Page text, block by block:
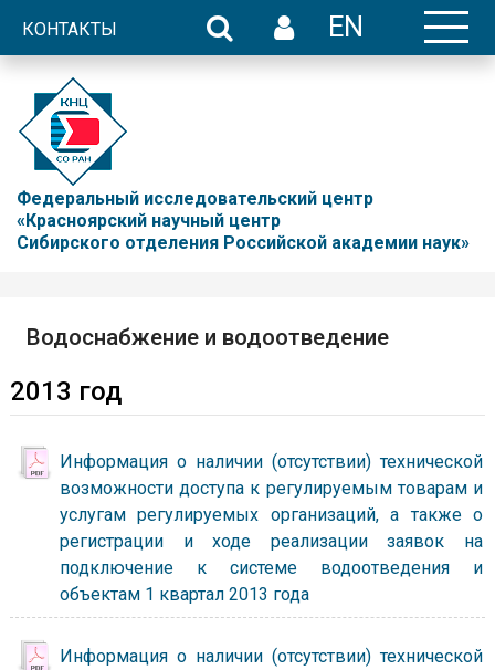
КОНТАКТЫ EN
Федеральный исследовательский центр
«Красноярский научный центр
Сибирского отделения Российской академии наук»
Водоснабжение и водоотведение
2013 год
Информация о наличии (отсутствии) технической
возможности доступа к регулируемым товарам и
услугам регулируемых организаций, а также о
регистрации и ходе реализации заявок на
подключение к системе водоотведения и
объектам 1 квартал 2013 года
Информация о наличии (отсутствии) технической